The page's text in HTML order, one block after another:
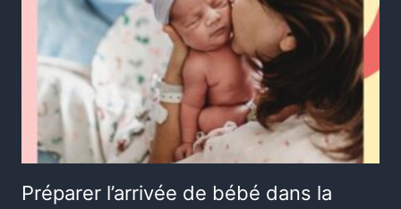
Préparer l’arrivée de bébé dans la